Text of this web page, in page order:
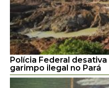
Polícia Federal
garimpo ilegal no Pará